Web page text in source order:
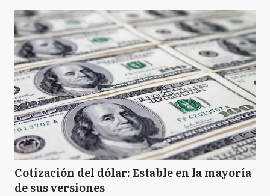
Cotización del dólar: Estable en la mayoría
de sus versiones